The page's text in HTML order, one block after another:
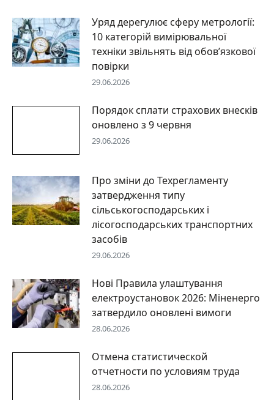
Уряд дерегулює сферу метрології:
10 категорій вимірювальної
техніки звільнять від обов’язкової
повірки
29.06.2026
Порядок сплати страхових внесків
оновлено з 9 червня
29.06.2026
Про зміни до Техрегламенту
затвердження типу
сільськогосподарських і
лісогосподарських транспортних
засобів
29.06.2026
Нові Правила улаштування
електроустановок 2026: Міненерго
затвердило оновлені вимоги
28.06.2026
Отмена статистической
отчетности по условиям труда
28.06.2026